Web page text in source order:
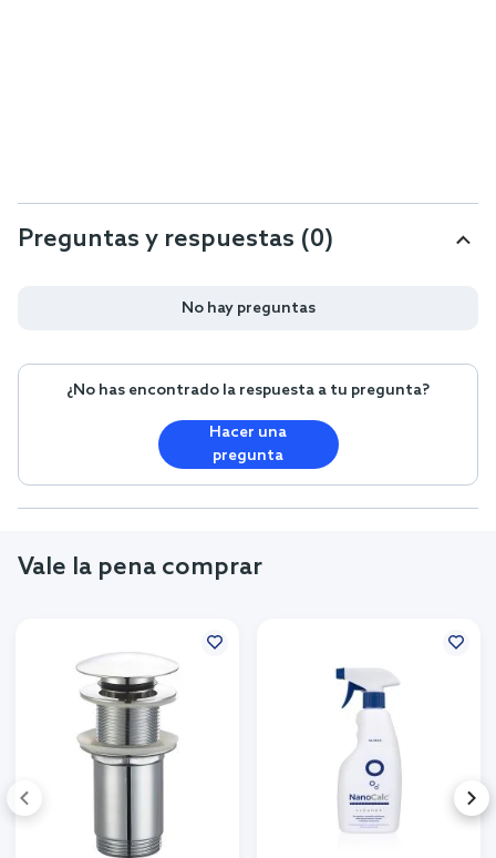
Preguntas y respuestas (0)
No hay preguntas
¿No has encontrado la respuesta a tu pregunta?
Hacer una
pregunta
Vale la pena comprar